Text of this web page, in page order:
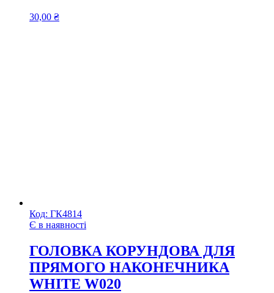
30,00 ₴
Код: ГК4814
Є в наявності
ГОЛОВКА КОРУНДОВА ДЛЯ
ПРЯМОГО НАКОНЕЧНИКА
WHITE W020